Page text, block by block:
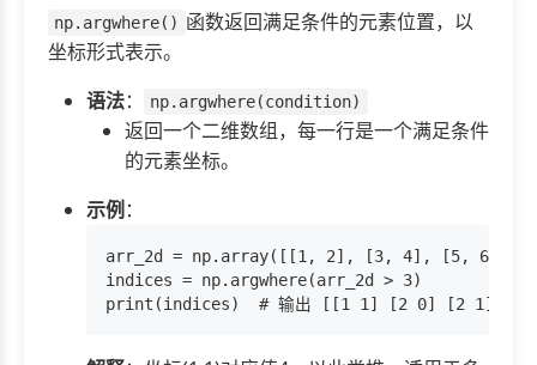
np.argwhere() 函数返回满足条件的元素位置，以
坐标形式表示。
语法： np.argwhere(condition)
返回一个二维数组，每一行是一个满足条件
的元素坐标。
示例 ：
arr_2d = np.array([[1, 2], [3, 4], [5, 6]])
indices = np.argwhere(arr_2d > 3)